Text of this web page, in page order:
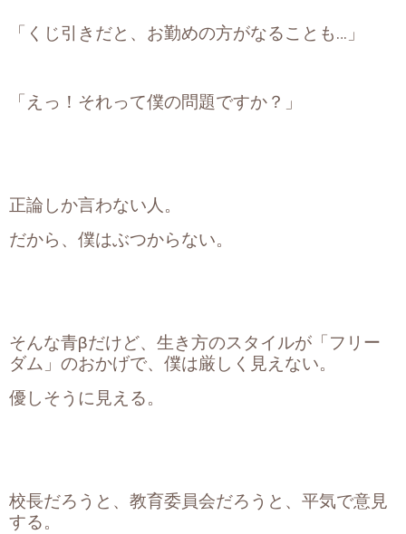
「くじ引きだと、お勤めの方がなることも…」
「えっ！それって僕の問題ですか？」
正論しか言わない人。
だから、僕はぶつからない。
そんな青βだけど、生き方のスタイルが「フリー
ダム」のおかげで、僕は厳しく見えない。
優しそうに見える。
校長だろうと、教育委員会だろうと、平気で意見
する。